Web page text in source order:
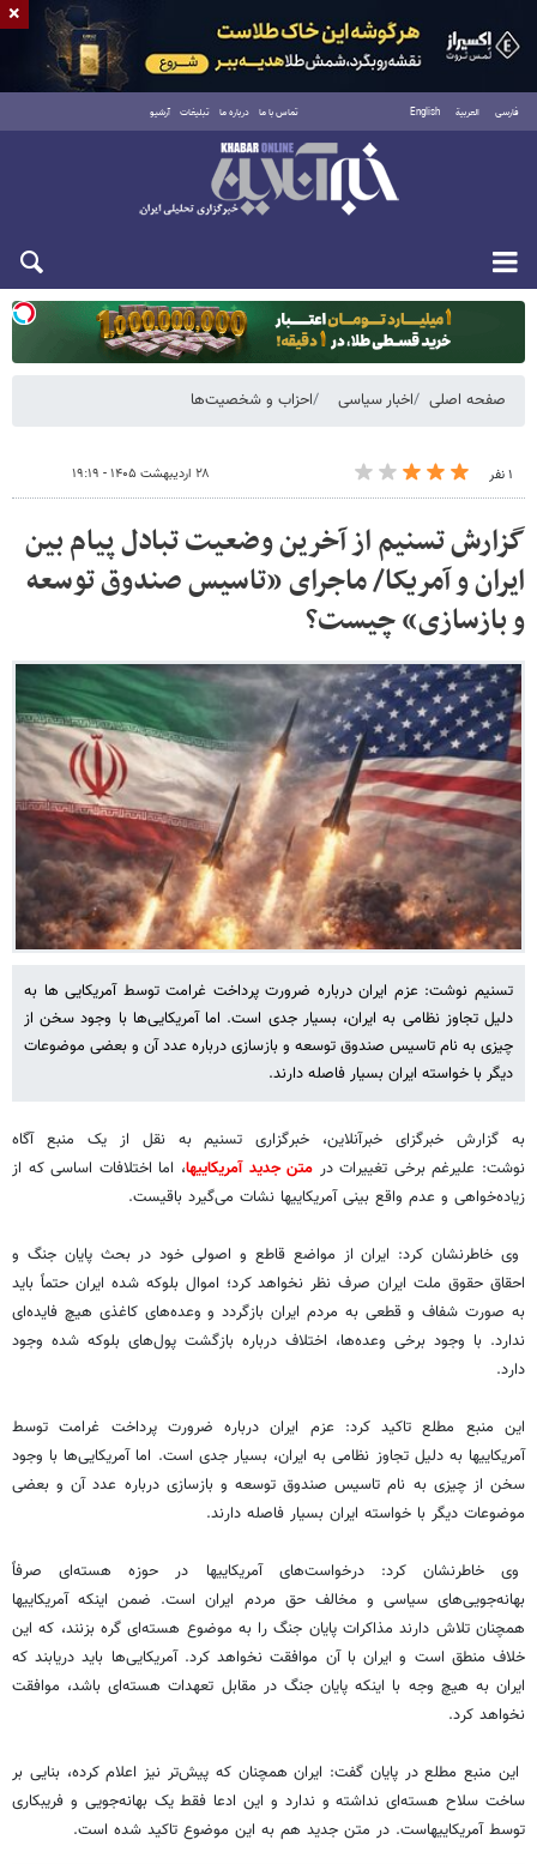
فارسی العربية English تماس با ما درباره ما تبلیغات آرشیو
دوشنبه ۱۹ مرداد ۱۴۰۵
صفحه اصلی اخبار سیاسی احزاب و شخصیت‌ها
۱ نفر ۲۸ اردیبهشت ۱۴۰۵ - ۱۹:۱۹
گزارش تسنیم از آخرین وضعیت تبادل پیام بین
ایران و آمریکا/ ماجرای «تاسیس صندوق توسعه
و بازسازی» چیست؟
تسنیم نوشت: عزم ایران درباره ضرورت پرداخت غرامت توسط آمریکایی ها به
دلیل تجاوز نظامی به ایران، بسیار جدی است. اما آمریکایی‌ها با وجود سخن از
چیزی به نام تاسیس صندوق توسعه و بازسازی درباره عدد آن و بعضی موضوعات
دیگر با خواسته ایران بسیار فاصله دارند.
به گزارش خبرگزای خبرآنلاین، خبرگزاری تسنیم به نقل از یک منبع آگاه
نوشت: علیرغم برخی تغییرات در متن جدید آمریکاییها، اما اختلافات اساسی که از
زیاده‌خواهی و عدم واقع بینی آمریکاییها نشات می‌گیرد باقیست.
وی خاطرنشان کرد: ایران از مواضع قاطع و اصولی خود در بحث پایان جنگ و
احقاق حقوق ملت ایران صرف نظر نخواهد کرد؛ اموال بلوکه شده ایران حتماً باید
به صورت شفاف و قطعی به مردم ایران بازگردد و وعده‌های کاغذی هیچ فایده‌ای
ندارد. با وجود برخی وعده‌ها، اختلاف درباره بازگشت پول‌های بلوکه شده وجود
دارد.
این منبع مطلع تاکید کرد: عزم ایران درباره ضرورت پرداخت غرامت توسط
آمریکاییها به دلیل تجاوز نظامی به ایران، بسیار جدی است. اما آمریکایی‌ها با وجود
سخن از چیزی به نام تاسیس صندوق توسعه و بازسازی درباره عدد آن و بعضی
موضوعات دیگر با خواسته ایران بسیار فاصله دارند.
وی خاطرنشان کرد: درخواست‌های آمریکاییها در حوزه هسته‌ای صرفاً
بهانه‌جویی‌های سیاسی و مخالف حق مردم ایران است. ضمن اینکه آمریکاییها
همچنان تلاش دارند مذاکرات پایان جنگ را به موضوع هسته‌ای گره بزنند، که این
خلاف منطق است و ایران با آن موافقت نخواهد کرد. آمریکایی‌ها باید دریابند که
ایران به هیچ وجه با اینکه پایان جنگ در مقابل تعهدات هسته‌ای باشد، موافقت
نخواهد کرد.
این منبع مطلع در پایان گفت: ایران همچنان که پیش‌تر نیز اعلام کرده، بنایی بر
ساخت سلاح هسته‌ای نداشته و ندارد و این ادعا فقط یک بهانه‌جویی و فریبکاری
توسط آمریکاییهاست. در متن جدید هم به این موضوع تاکید شده است.
×